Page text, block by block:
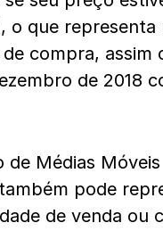
o que representa
compra, assim
de 2018
de Médias
pode
de venda ou